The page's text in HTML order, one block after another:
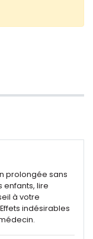
prolongée sans
enfants, lire
à votre
indésirables